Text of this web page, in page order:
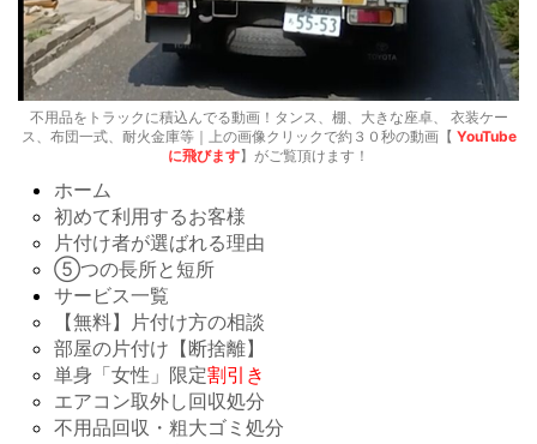
不用品をトラックに積込んでる動画！タンス、棚、大きな座卓、 衣装ケー
ス、布団一式、耐火金庫等｜上の画像クリックで約３０秒の動画【 YouTube
に飛びます】がご覧頂けます！
ホーム
初めて利用するお客様
片付け者が選ばれる理由
⑤つの長所と短所
サービス一覧
【無料】片付け方の相談
部屋の片付け【断捨離】
単身「女性」限定割引き
エアコン取外し回収処分
不用品回収・粗大ゴミ処分